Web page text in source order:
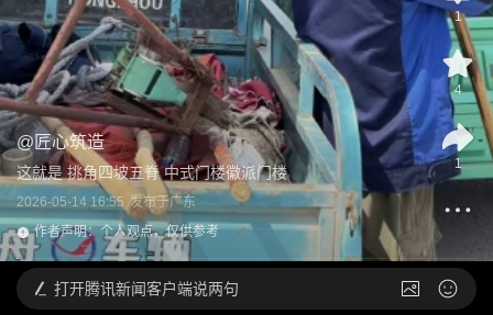
@ 匠心筑造
这就是 挑角四坡五脊 中式门楼徽派门楼
2026-05-14 16:55 发布于广东
作者声明：个人观点，仅供参考
1
4
1
打开腾讯新闻客户端说两句